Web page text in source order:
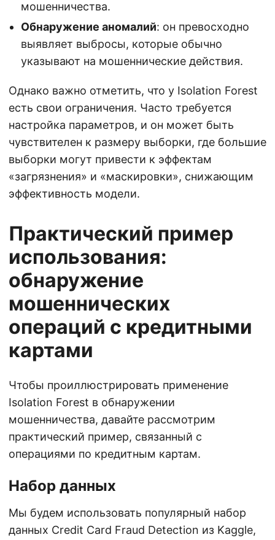
мошенничества.
Обнаружение аномалий: он превосходно
выявляет выбросы, которые обычно
указывают на мошеннические действия.
Однако важно отметить, что у Isolation Forest
есть свои ограничения. Часто требуется
настройка параметров, и он может быть
чувствителен к размеру выборки, где большие
выборки могут привести к эффектам
«загрязнения» и «маскировки», снижающим
эффективность модели.
Практический пример
использования:
обнаружение
мошеннических
операций с кредитными
картами
Чтобы проиллюстрировать применение
Isolation Forest в обнаружении
мошенничества, давайте рассмотрим
практический пример, связанный с
операциями по кредитным картам.
Набор данных
Мы будем использовать популярный набор
данных Credit Card Fraud Detection из Kaggle,